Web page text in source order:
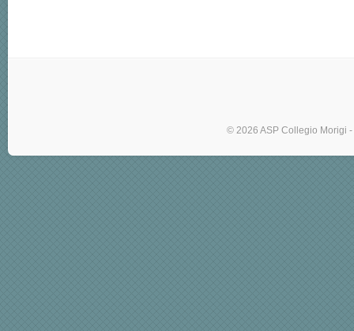
© 2026 ASP Collegio Morigi